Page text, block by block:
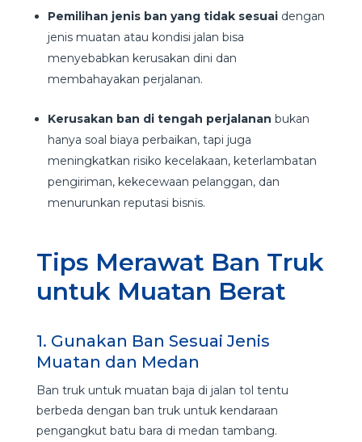
Pemilihan jenis ban yang tidak sesuaidengan
jenis muatan atau kondisi jalan bisa
menyebabkan kerusakan dini dan
membahayakan perjalanan.
Kerusakan ban di tengah perjalanan bukan
hanya soal biaya perbaikan, tapi juga
meningkatkan risiko kecelakaan, keterlambatan
pengiriman, kekecewaan pelanggan, dan
menurunkan reputasi bisnis.
Tips Merawat Ban Truk
untuk Muatan Berat
1. Gunakan Ban Sesuai Jenis
Muatan dan Medan
Ban truk untuk muatan baja di jalan tol tentu
berbeda dengan ban truk untuk kendaraan
pengangkut batu bara di medan tambang.